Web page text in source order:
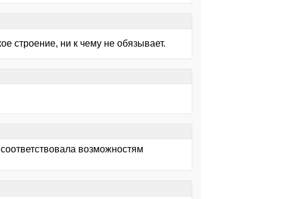
строение, ни к чему не обязывает.
возможностям